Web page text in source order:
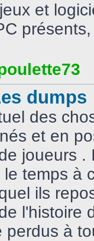
et
dumps
des
et en
joueurs .
temps à
ils
l'histoire
perdus à